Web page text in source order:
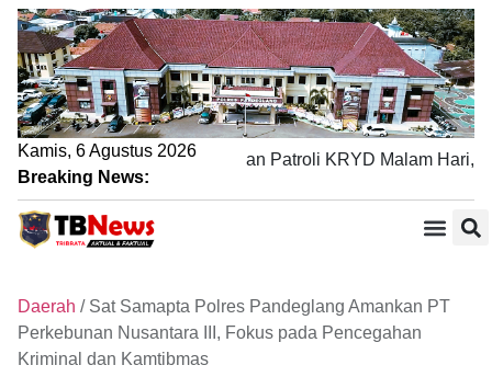
Kamis, 6 Agustus 2026
Breaking News:
Polres Pandeglang Tingkatkan Patroli KRYD Malam Hari,
Daerah / Sat Samapta Polres Pandeglang Amankan PT
Perkebunan Nusantara III, Fokus pada Pencegahan
Kriminal dan Kamtibmas